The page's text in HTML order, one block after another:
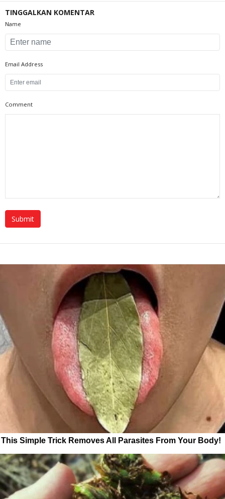
TINGGALKAN KOMENTAR
Name
Email Address
Comment
This Simple Trick Removes All Parasites From Your Body!